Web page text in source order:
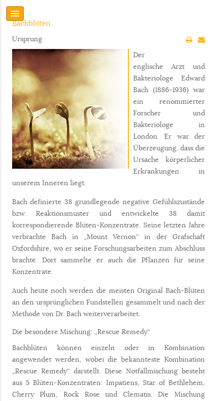
Bachblüten
Ursprung
Der
englische Arzt und
Bakteriologe Edward
Bach (1886-1936) war
ein renommierter
Forscher und
Bakteriologe in
London. Er war der
Überzeugung, dass die
Ursache körperlicher
Erkrankungen in
unserem Inneren liegt.
Bach definierte 38 grundlegende negative Gefühlszustände
bzw. Reaktionsmuster und entwickelte 38 damit
korrespondierende Blüten-Konzentrate. Seine letzten Jahre
verbrachte Bach in „Mount Vernon“ in der Grafschaft
Oxfordshire, wo er seine Forschungsarbeiten zum Abschluss
brachte. Dort sammelte er auch die Pflanzen für seine
Konzentrate.
Auch heute noch werden die meisten Original Bach-Blüten
an den ursprünglichen Fundstellen gesammelt und nach der
Methode von Dr. Bach weiterverarbeitet.
Die besondere Mischung: „Rescue Remedy“
Bachblüten können einzeln oder in Kombination
angewendet werden, wobei die bekannteste Kombination
„Rescue Remedy“ darstellt. Diese Notfallmischung besteht
aus 5 Blüten-Konzentraten: Impatiens, Star of Bethlehem,
Cherry Plum, Rock Rose und Clematis. Die Mischung